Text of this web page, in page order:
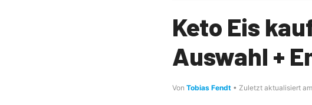
Keto Eis
Auswahl +
Von Tobias Fendt • Zuletzt aktualisiert